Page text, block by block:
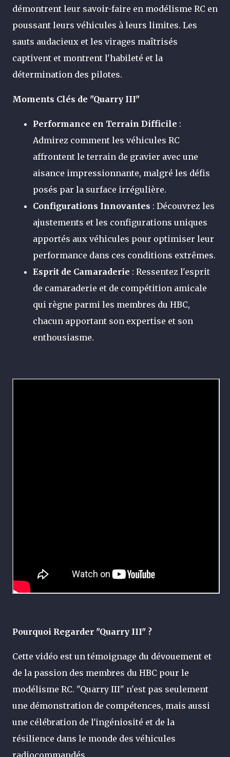
démontrent leur savoir-faire en modélisme RC en
poussant leurs véhicules à leurs limites. Les
sauts audacieux et les virages maîtrisés
captivent et montrent l'habileté et la
détermination des pilotes.
Moments Clés de "Quarry III"
Performance en Terrain Difficile :
Admirez comment les véhicules RC
affrontent le terrain de gravier avec une
aisance impressionnante, malgré les défis
posés par la surface irrégulière.
Configurations Innovantes : Découvrez les
ajustements et les configurations uniques
apportés aux véhicules pour optimiser leur
performance dans ces conditions extrêmes.
Esprit de Camaraderie : Ressentez l'esprit
de camaraderie et de compétition amicale
qui règne parmi les membres du HBC,
chacun apportant son expertise et son
enthousiasme.
Pourquoi Regarder "Quarry III" ?
Cette vidéo est un témoignage du dévouement et
de la passion des membres du HBC pour le
modélisme RC. "Quarry III" n'est pas seulement
une démonstration de compétences, mais aussi
une célébration de l'ingéniosité et de la
résilience dans le monde des véhicules
radiocommandés.